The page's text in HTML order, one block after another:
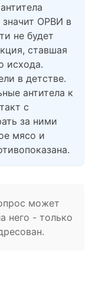
ОРВИ в
не будет
ставшая
исхода.
в детстве.
антитела к
с
за ними
мясо и
может
него - только